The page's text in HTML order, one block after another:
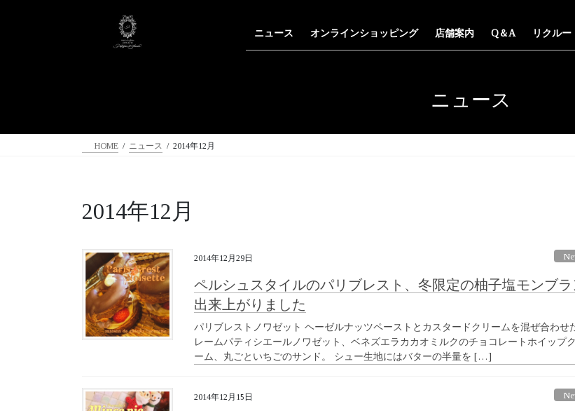
ニュース オンラインショッピング 店舗案内 Q＆A リクルー
ニュース
HOME ニュース 2014年12月
2014年12月
2014年12月29日
ペルシュスタイルのパリブレスト、冬限定の柚子塩モンブラ
出来上がりました
パリブレストノワゼット ヘーゼルナッツペーストとカスタードクリームを混ぜ合わせ
レームパティシエールノワゼット、ベネズエラカカオミルクのチョコレートホイップ
ーム、丸ごといちごのサンド。 シュー生地にはバターの半量を […]
2014年12月15日